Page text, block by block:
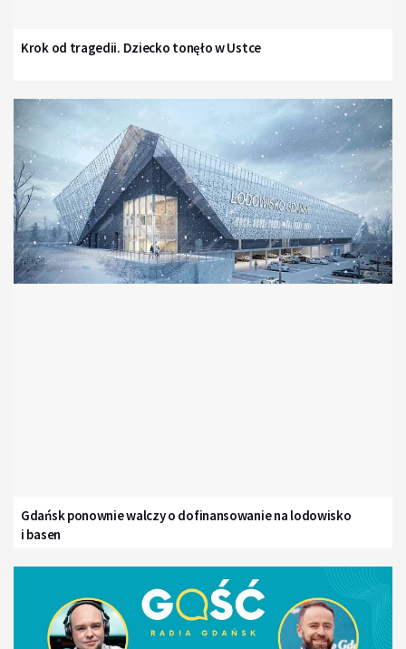
Krok od tragedii. Dziecko tonęło w Ustce
Gdańsk ponownie walczy o dofinansowanie na lodowisko
i basen